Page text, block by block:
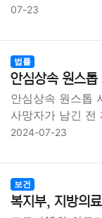
07-23
법률
안심상속 원스
안심상속 원스톱
사망자가 남긴 전
2024-07-23
보건
복지부, 지방의